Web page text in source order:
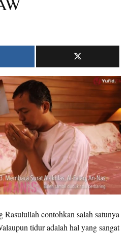
Rasulullah contohkan salah satunya
tidur adalah hal yang sangat